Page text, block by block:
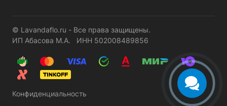
© Lavandaflo.ru - Все права защищены.
ИП Абасова М.А. ИНН 502008489856
Конфиденциальность